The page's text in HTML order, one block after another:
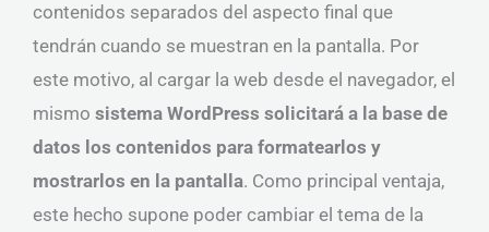
contenidos separados del aspecto final que
tendrán cuando se muestran en la pantalla. Por
este motivo, al cargar la web desde el navegador, el
mismo sistema WordPress solicitará a la base de
datos los contenidos para formatearlos y
mostrarlos en la pantalla. Como principal ventaja,
este hecho supone poder cambiar el tema de la